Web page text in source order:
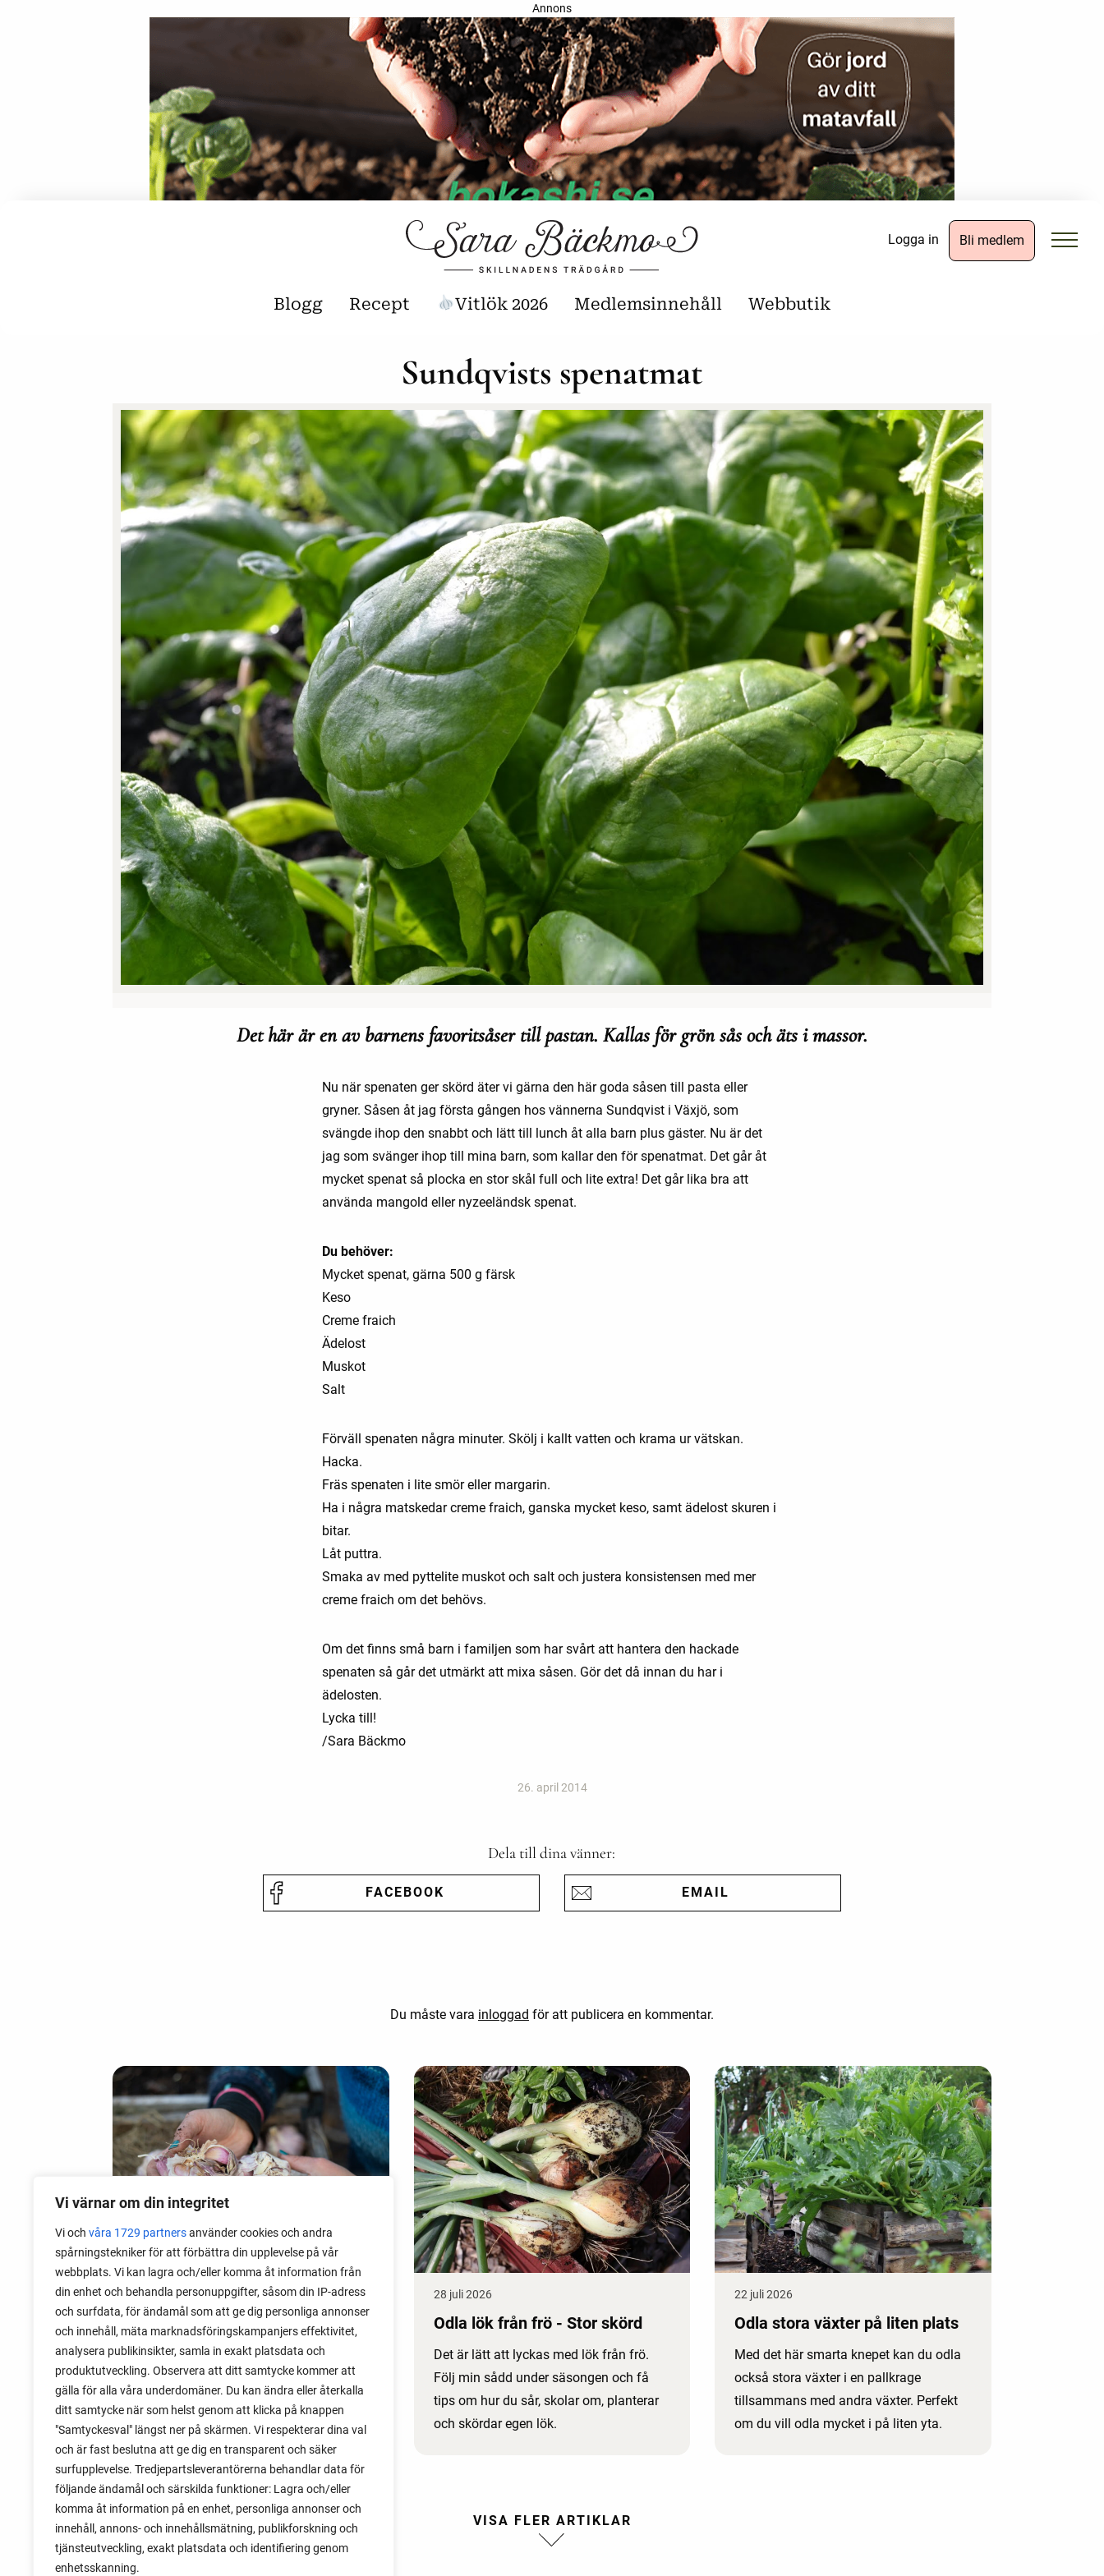
Vi värnar om din integritet
Vi och våra 1729 partnersanvänder cookies och andra
spårningstekniker för att förbättra din upplevelse på vår
webbplats. Vi kan lagra och/eller komma åt information från
din enhet och behandla personuppgifter, såsom din IP-adress
och surfdata, för ändamål som att ge dig personliga annonser
och innehåll, mäta marknadsföringskampanjers effektivitet,
analysera publikinsikter, samla in exakt platsdata och
produktutveckling. Observera att ditt samtycke kommer att
gälla för alla våra underdomäner. Du kan ändra eller återkalla
ditt samtycke när som helst genom att klicka på knappen
"Samtyckesval" längst ner på skärmen. Vi respekterar dina val
och är fast beslutna att ge dig en transparent och säker
surfupplevelse. Tredjepartsleverantörerna behandlar data för
följande ändamål och särskilda funktioner: Lagra och/eller
komma åt information på en enhet, personliga annonser och
innehåll, annons- och innehållsmätning, publikforskning och
tjänsteutveckling, exakt platsdata och identifiering genom
enhetsskanning.
Annons
Logga in Bli medlem
Blogg Recept Vitlök 2026 Medlemsinnehåll Webbutik
Sundqvists spenatmat
Det här är en av barnens favoritsåser till pastan. Kallas för grön sås och äts i massor.
Nu när spenaten ger skörd äter vi gärna den här goda såsen till pasta eller
gryner. Såsen åt jag första gången hos vännerna Sundqvist i Växjö, som
svängde ihop den snabbt och lätt till lunch åt alla barn plus gäster. Nu är det
jag som svänger ihop till mina barn, som kallar den för spenatmat. Det går åt
mycket spenat så plocka en stor skål full och lite extra! Det går lika bra att
använda mangold eller nyzeeländsk spenat.
Du behöver:
Mycket spenat, gärna 500 g färsk
Keso
Creme fraich
Ädelost
Muskot
Salt
Förväll spenaten några minuter. Skölj i kallt vatten och krama ur vätskan.
Hacka.
Fräs spenaten i lite smör eller margarin.
Ha i några matskedar creme fraich, ganska mycket keso, samt ädelost skuren i
bitar.
Låt puttra.
Smaka av med pyttelite muskot och salt och justera konsistensen med mer
creme fraich om det behövs.
Om det finns små barn i familjen som har svårt att hantera den hackade
spenaten så går det utmärkt att mixa såsen. Gör det då innan du har i
ädelosten.
Lycka till!
/Sara Bäckmo
26. april 2014
Dela till dina vänner:
FACEBOOK EMAIL
Du måste vara inloggad för att publicera en kommentar.
06 augusti 2026
Sätta vitlök på våren i Sverige
Om du har tur med vädret kan det gå fint
att sätta vitlök också på våren. Men
tillförlitligast är att sätta vitlök på hösten
och vintern.
28 juli 2026
Odla lök från frö - Stor skörd
Det är lätt att lyckas med lök från frö.
Följ min sådd under säsongen och få
tips om hur du sår, skolar om, planterar
och skördar egen lök.
22 juli 2026
Odla stora växter på liten plats
Med det här smarta knepet kan du odla
också stora växter i en pallkrage
tillsammans med andra växter. Perfekt
om du vill odla mycket i på liten yta.